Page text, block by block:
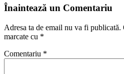
Înaintează un Comentariu
Adresa ta de email nu va fi publicată.
marcate cu *
Comentariu *